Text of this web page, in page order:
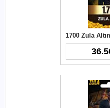
1700 Zula Altın